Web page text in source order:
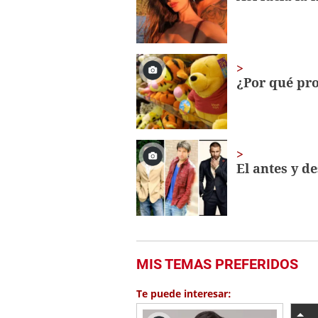
secondsVolume
0%
¿Por qué
El antes y
MIS TEMAS PREFERIDOS
Te puede interesar: